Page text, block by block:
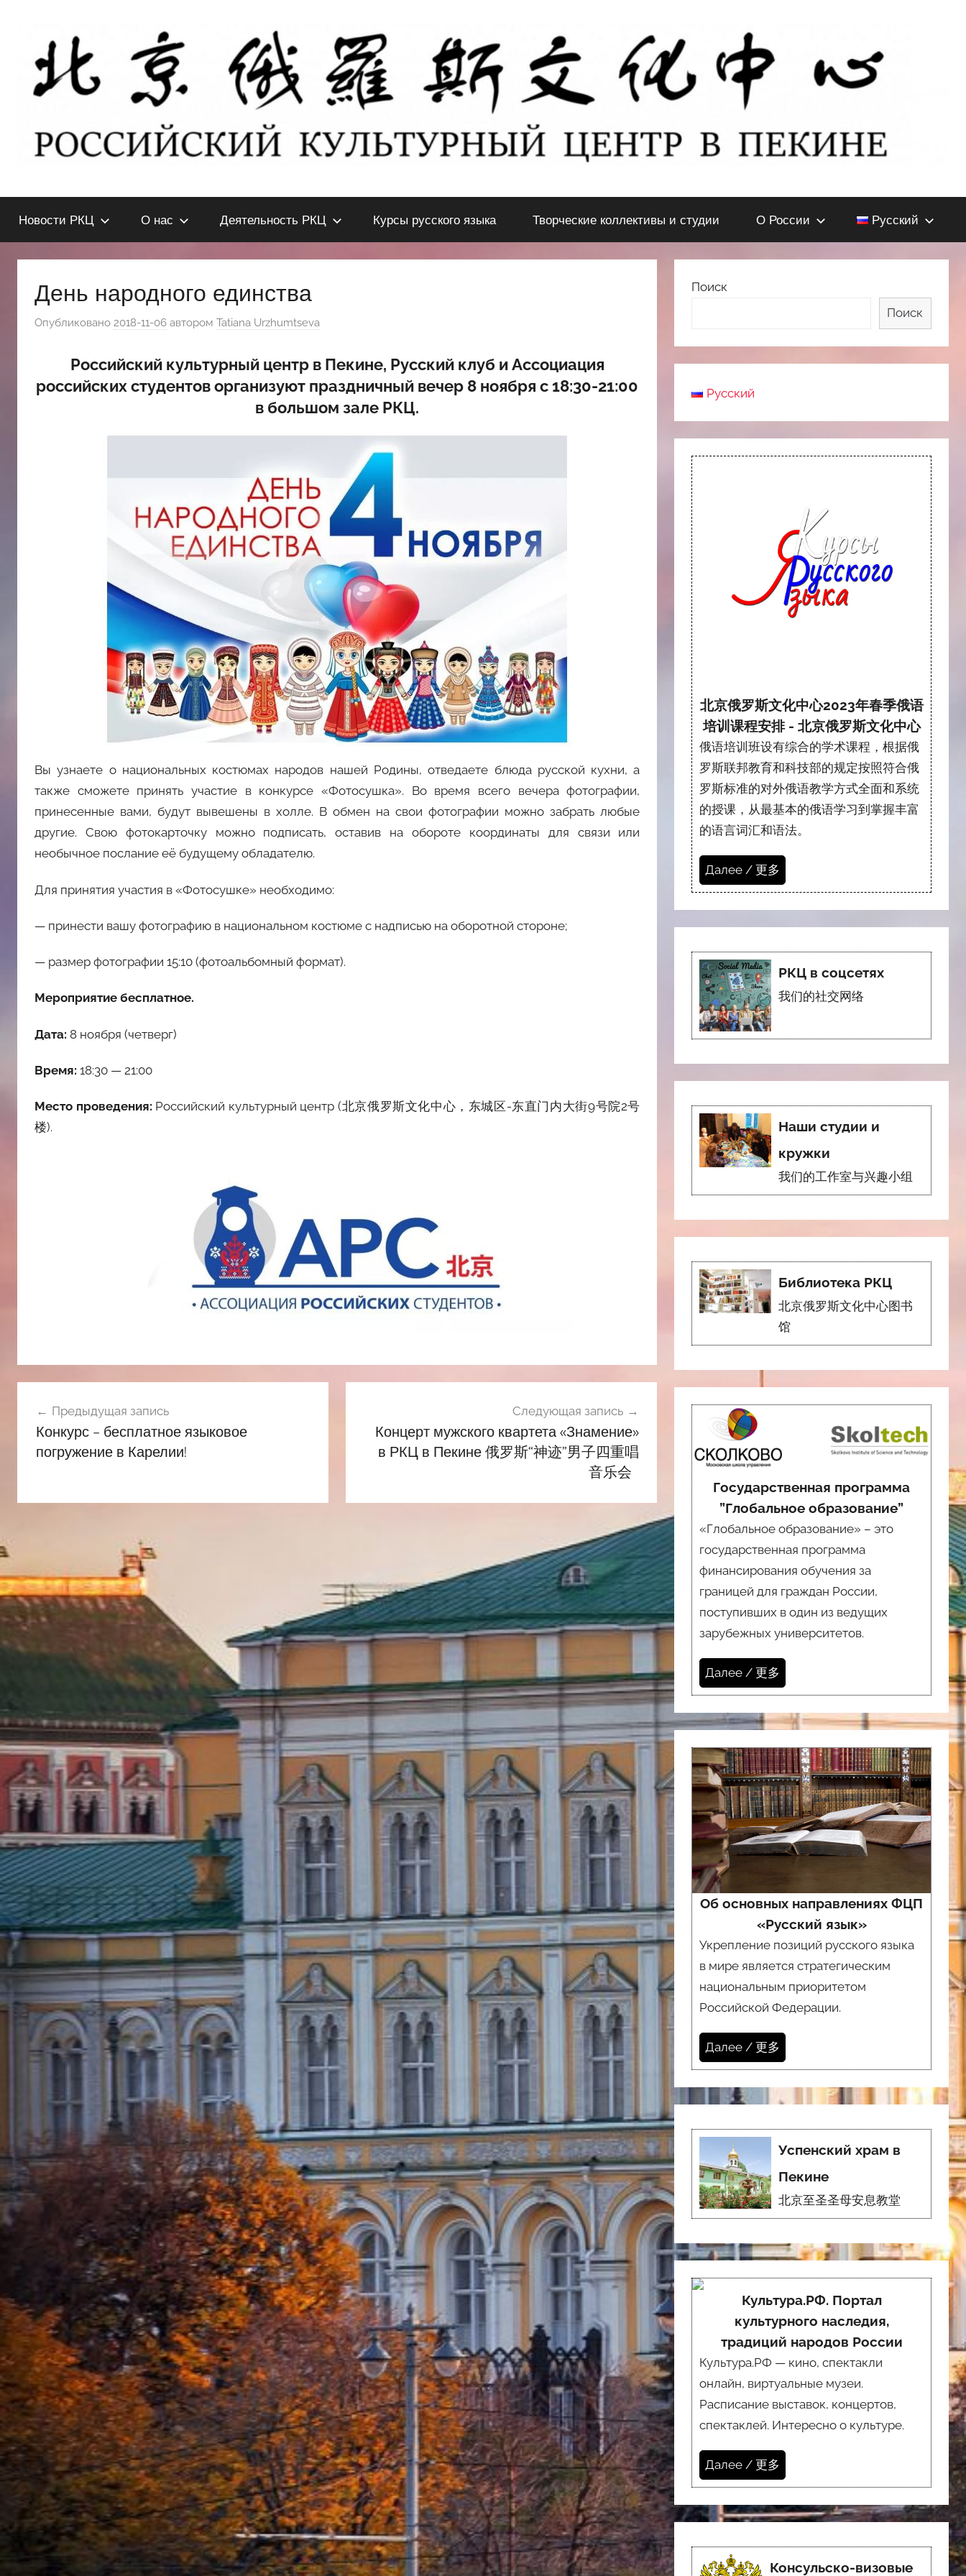
содержимому
北
京
罗
文
КУЛЬТУРНЫЙ
ЦЕНТР
ПЕКИНЕ
Новости РКЦ О нас Деятельность РКЦ Курсы русского языка Творческие коллективы и студии О России Русский
День народного единства
Опубликовано 2018-11-06 автором Tatiana Urzhumtseva
Российский культурный центр в Пекине, Русский клуб и Ассоциация
российских студентов организуют праздничный вечер 8 ноября с 18:30-21:00
в большом зале РКЦ.
Вы узнаете о национальных костюмах народов нашей Родины, отведаете блюда русской кухни, а
также сможете принять участие в конкурсе «Фотосушка». Во время всего вечера фотографии,
принесенные вами, будут вывешены в холле. В обмен на свои фотографии можно забрать любые
другие. Свою фотокарточку можно подписать, оставив на обороте координаты для связи или
необычное послание её будущему обладателю.
Для принятия участия в «Фотосушке» необходимо:
— принести вашу фотографию в национальном костюме с надписью на оборотной стороне;
— размер фотографии 15:10 (фотоальбомный формат).
Мероприятие бесплатное.
Дата: 8 ноября (четверг)
Время: 18:30 — 21:00
Место проведения: Российский культурный центр (北京俄罗斯文化中心，东城区-东直门内大街9号院2号
楼).
по
записям
Предыдущая запись
Конкурс – бесплатное языковое
погружение в Карелии!
Следующая запись
Концерт мужского квартета «Знамение»
в РКЦ в Пекине 俄罗斯“神迹”男子四重唱
音乐会
Поиск
Поиск
Русский
北京俄罗斯文化中心2023年春季俄语
培训课程安排 - 北京俄罗斯文化中心
俄语培训班设有综合的学术课程，根据俄
罗斯联邦教育和科技部的规定按照符合俄
罗斯标准的对外俄语教学方式全面和系统
的授课，从最基本的俄语学习到掌握丰富
的语言词汇和语法。
Далее / 更多
РКЦ в соцсетях
我们的社交网络
Наши студии и
кружки
我们的工作室与兴趣小组
Библиотека РКЦ
北京俄罗斯文化中心图书
馆
Государственная программа
”Глобальное образование”
«Глобальное образование» – это
государственная программа
финансирования обучения за
границей для граждан России,
поступивших в один из ведущих
зарубежных университетов.
Далее / 更多
Об основных направлениях ФЦП
«Русский язык»
Укрепление позиций русского языка
в мире является стратегическим
национальным приоритетом
Российской Федерации.
Далее / 更多
Успенский храм в
Пекине
北京至圣圣母安息教堂
Культура.РФ. Портал
культурного наследия,
традиций народов России
Культура.РФ — кино, спектакли
онлайн, виртуальные музеи.
Расписание выставок, концертов,
спектаклей. Интересно о культуре.
Далее / 更多
Консульско-визовые